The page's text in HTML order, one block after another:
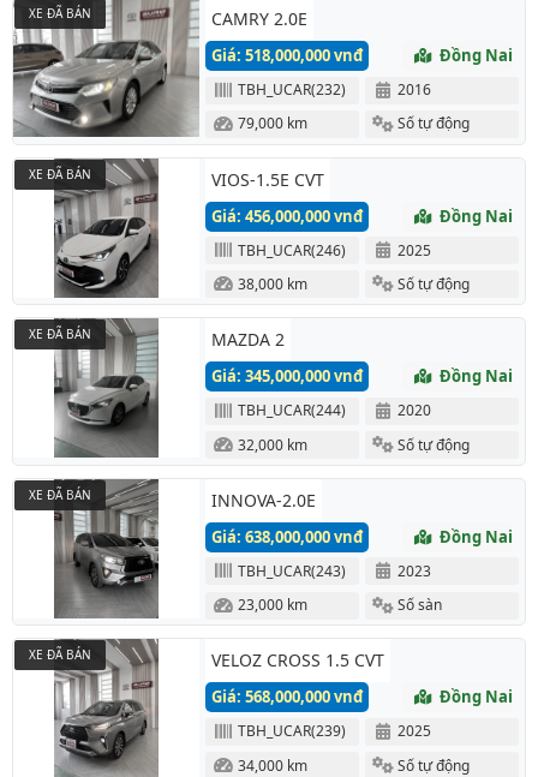
CAMRY 2.0E
Giá: 518,000,000 vnđ Đồng Nai
TBH_UCAR(232)
2016
79,000 km
Số tự động
XE ĐÃ BÁN
VIOS-1.5E CVT
Giá: 456,000,000 vnđ Đồng Nai
TBH_UCAR(246)
2025
38,000 km
Số tự động
XE ĐÃ BÁN
MAZDA 2
Giá: 345,000,000 vnđ Đồng Nai
TBH_UCAR(244)
2020
32,000 km
Số tự động
XE ĐÃ BÁN
INNOVA-2.0E
Giá: 638,000,000 vnđ Đồng Nai
TBH_UCAR(243)
2023
23,000 km
Số sàn
XE ĐÃ BÁN
VELOZ CROSS 1.5 CVT
Giá: 568,000,000 vnđ Đồng Nai
TBH_UCAR(239)
2025
34,000 km
Số tự động
XE ĐÃ BÁN